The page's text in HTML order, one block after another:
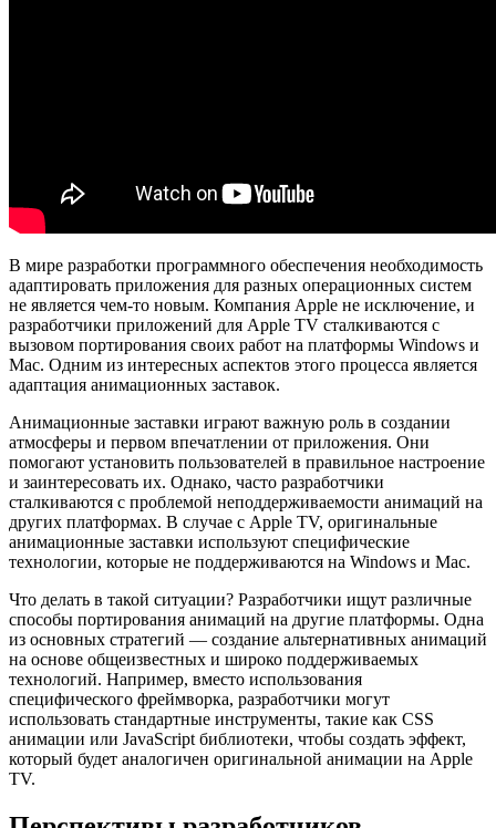
В мире разработки программного обеспечения необходимость
адаптировать приложения для разных операционных систем
не является чем-то новым. Компания Apple не исключение, и
разработчики приложений для Apple TV сталкиваются с
вызовом портирования своих работ на платформы Windows и
Mac. Одним из интересных аспектов этого процесса является
адаптация анимационных заставок.
Анимационные заставки играют важную роль в создании
атмосферы и первом впечатлении от приложения. Они
помогают установить пользователей в правильное настроение
и заинтересовать их. Однако, часто разработчики
сталкиваются с проблемой неподдерживаемости анимаций на
других платформах. В случае с Apple TV, оригинальные
анимационные заставки используют специфические
технологии, которые не поддерживаются на Windows и Mac.
Что делать в такой ситуации? Разработчики ищут различные
способы портирования анимаций на другие платформы. Одна
из основных стратегий — создание альтернативных анимаций
на основе общеизвестных и широко поддерживаемых
технологий. Например, вместо использования
специфического фреймворка, разработчики могут
использовать стандартные инструменты, такие как CSS
анимации или JavaScript библиотеки, чтобы создать эффект,
который будет аналогичен оригинальной анимации на Apple
TV.